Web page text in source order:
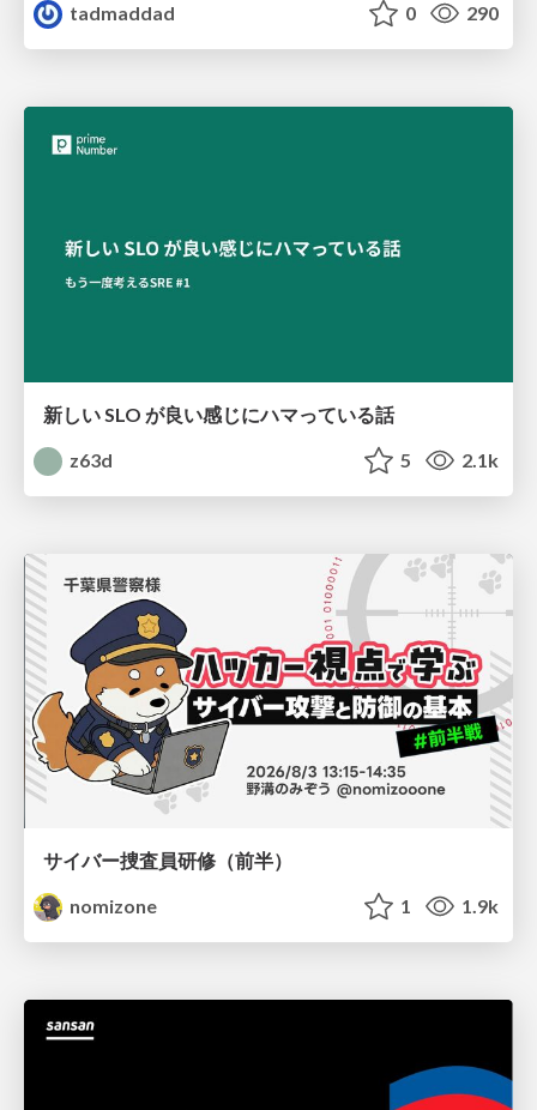
tadmaddad
0 290
新しい SLO が良い感じにハマっている話
z63d
5 2.1k
サイバー捜査員研修（前半）
nomizone
1 1.9k